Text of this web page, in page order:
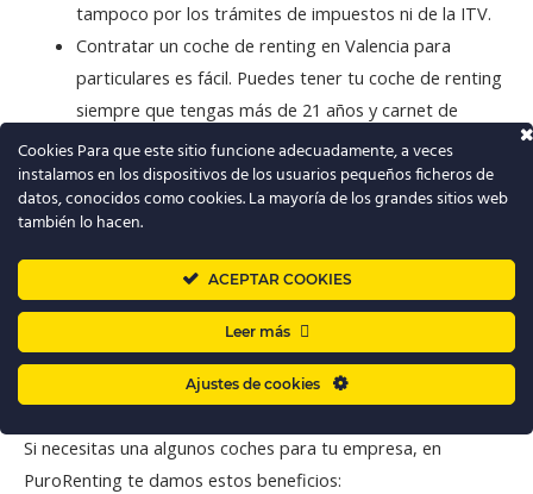
tampoco por los trámites de impuestos ni de la ITV.
Contratar un coche de renting en Valencia para
particulares es fácil. Puedes tener tu coche de renting
siempre que tengas más de 21 años y carnet de
conducir con más de 2 años de antigüedad.
Si reúnes esos requisitos únicamente queda escoger
el vehículo que quieras, rellenar la solicitud, calcular tu
Renting Valencia para empresas y
Si necesitas una algunos coches para tu empresa, en
PuroRenting te damos estos beneficios:
Cookies Para que este sitio funcione adecuadamente, a veces
instalamos en los dispositivos de los usuarios pequeños ficheros de
datos, conocidos como cookies. La mayoría de los grandes sitios web
también lo hacen.
ACEPTAR COOKIES
Leer más
Ajustes de cookies